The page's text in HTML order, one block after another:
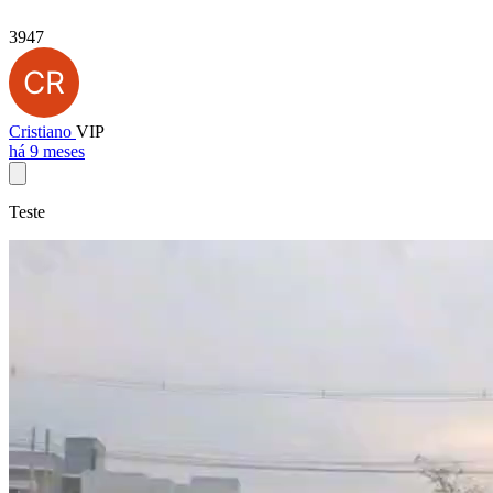
3947
Cristiano VIP
há 9 meses
Teste